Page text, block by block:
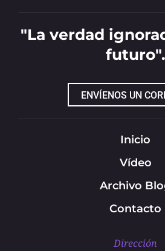
"La verdad
futuro".
ENVÍENOS UN
Inicio
Vídeo
Archivo
Contacto
Dirección